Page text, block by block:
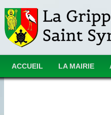
ACCUEIL LA MAIRIE